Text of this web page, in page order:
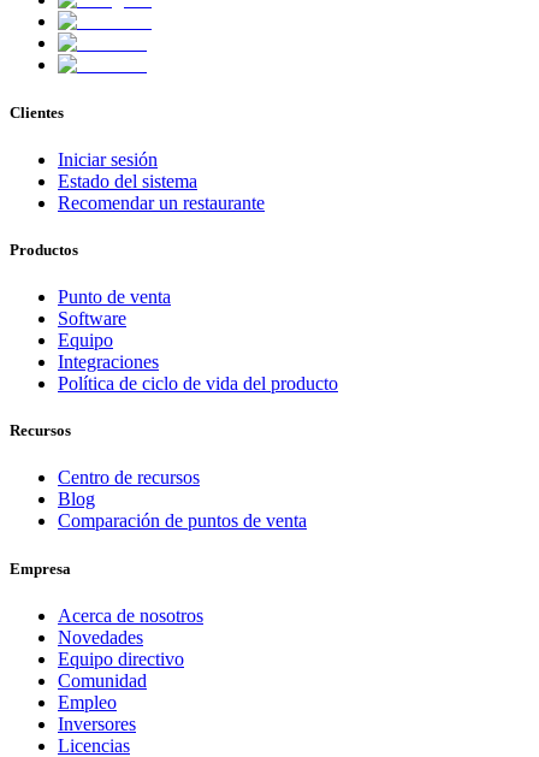
Clientes
Iniciar sesión
Estado del sistema
Recomendar un restaurante
Productos
Punto de venta
Software
Equipo
Integraciones
Política de ciclo de vida del producto
Recursos
Centro de recursos
Blog
Comparación de puntos de venta
Empresa
Acerca de nosotros
Novedades
Equipo directivo
Comunidad
Empleo
Inversores
Licencias